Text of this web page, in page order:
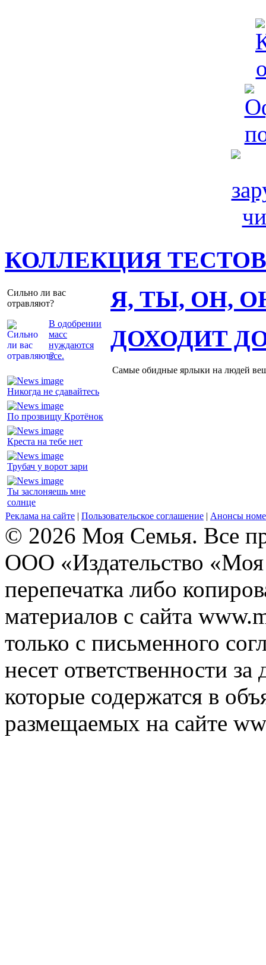
КОЛЛЕКЦИЯ ТЕСТОВ
Сильно ли вас
отравляют?
В одобрении
масс
нуждаются
все.
Я, ТЫ, ОН,
Никогда не сдавайтесь
По прозвищу Кротёнок
Креста на тебе нет
Трубач у ворот зари
Ты заслоняешь мне
солнце
ДОХОДИТ
Самые обидные ярлыки на людей
Реклама на сайте | Пользовательское соглашение | Анонсы
© 2026 Моя Семья. Все
ООО «Издательство
перепечатка либо
материалов с сайта
только с письменного
несет ответственности
которые содержатся в
размещаемых на сайте